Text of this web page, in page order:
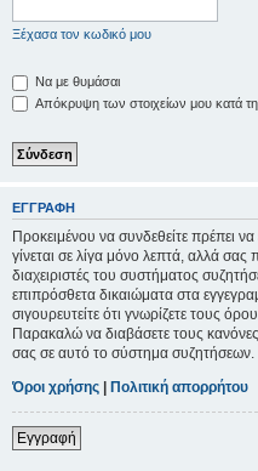
Ξέχασα τον κωδικό μου
Να με θυμάσαι
Απόκρυψη των στοιχείων μου κατά τη
ΕΓΓΡΑΦΉ
Προκειμένου να συνδεθείτε πρέπει
γίνεται σε λίγα μόνο λεπτά, αλλά σας
διαχειριστές του συστήματος
επιπρόσθετα δικαιώματα στα
σιγουρευτείτε ότι γνωρίζετε τους
Παρακαλώ να διαβάσετε τους
σας σε αυτό το σύστημα συζητήσεων.
Όροι χρήσης | Πολιτική απορρήτου
Εγγραφή